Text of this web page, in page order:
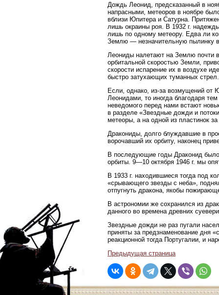
Дождь Леонид, предсказанный в
напрасными, метеоров в ноябре
вблизи Юпитера и Сатурна.
лишь окраины роя. В 1932 г.
лишь по одному метеору. Едва ли
Землю — незначительную пылинку
Леониды налетают на Землю почти
орбитальной скоростью Земли,
скорости испарение их в воздухе
быстро затухающих туманных стрел.
Если, однако, из-за возмущений от
Леонидами, то иногда благодаря
неведомого перед нами встают
в разделе «Звездные дожди и
метеоры, а на одной из пластинок
Дракониды, долго блуждавшие в
ворочавший их орбиту, наконец
В последующие годы Драконид
орбиты. 9—10 октября 1946 г. мы
В 1933 г. находившиеся тогда под
«срывающего звезды с неба»,
отпугнуть дракона, якобы
В астрономии же сохранился из
данного во времена древних
Звездные дожди не раз пугали
приняты за предзнаменование дня
реакционной тогда Португалии, и
Предыдущая страница